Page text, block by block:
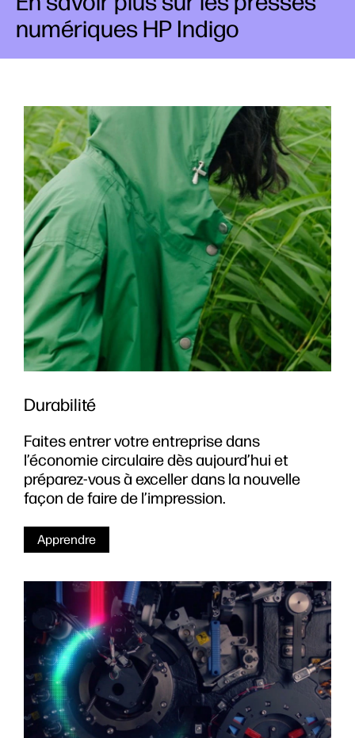
numériques HP Indigo
Durabilité
Faites entrer votre entreprise dans
l’économie circulaire dès aujourd’hui et
préparez-vous à exceller dans la nouvelle
façon de faire de l’impression.
Apprendre